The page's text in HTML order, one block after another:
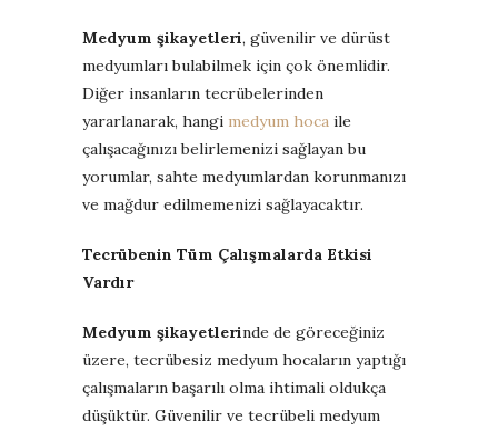
Medyum şikayetleri, güvenilir ve dürüst
medyumları bulabilmek için çok önemlidir.
Diğer insanların tecrübelerinden
yararlanarak, hangi medyum hoca ile
çalışacağınızı belirlemenizi sağlayan bu
yorumlar, sahte medyumlardan korunmanızı
ve mağdur edilmemenizi sağlayacaktır.
Tecrübenin Tüm Çalışmalarda Etkisi
Vardır
Medyum şikayetlerinde de göreceğiniz
üzere, tecrübesiz medyum hocaların yaptığı
çalışmaların başarılı olma ihtimali oldukça
düşüktür. Güvenilir ve tecrübeli medyum